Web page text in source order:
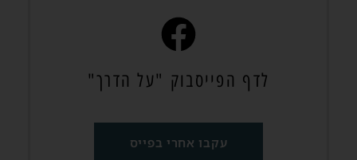
לדף הפייסבוק "על הדרך"
עקבו אחרי בפייס